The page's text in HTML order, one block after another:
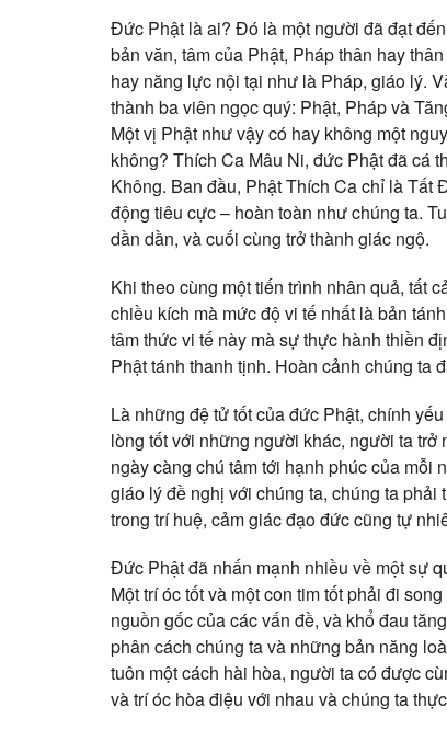
Đức Phật là ai? Đó là một người đã đạt
bản văn, tâm của Phật, Pháp thân hay
hay năng lực nội tại như là Pháp, giáo lý.
thành ba viên ngọc quý: Phật, Pháp và
Một vị Phật như vậy có hay không một
không? Thích Ca Mâu Ni, đức Phật đã cá
Không. Ban đầu, Phật Thích Ca chỉ là
động tiêu cực – hoàn toàn như chúng ta.
dần dần, và cuối cùng trở thành giác ngộ.
Khi theo cùng một tiến trình nhân quả, tất
chiều kích mà mức độ vi tế nhất là bản
tâm thức vi tế này mà sự thực hành thiền
Phật tánh thanh tịnh. Hoàn cảnh chúng ta
Là những đệ tử tốt của đức Phật, chính
lòng tốt với những người khác, người ta
ngày càng chú tâm tới hạnh phúc của
giáo lý đề nghị với chúng ta, chúng ta
trong trí huệ, cảm giác đạo đức cũng tự
Đức Phật đã nhấn mạnh nhiều về một sự
Một trí óc tốt và một con tim tốt phải đi
nguồn gốc của các vấn đề, và khổ đau
phân cách chúng ta và những bản năng
tuôn một cách hài hòa, người ta có được
và trí óc hòa điệu với nhau và chúng ta